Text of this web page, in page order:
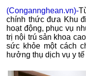
(Congannghean.vn)-
chính thức đưa Khu
hoạt động, phục vụ
trị nội trú sản khoa
sức khỏe một cách
hưởng thụ dịch vụ y